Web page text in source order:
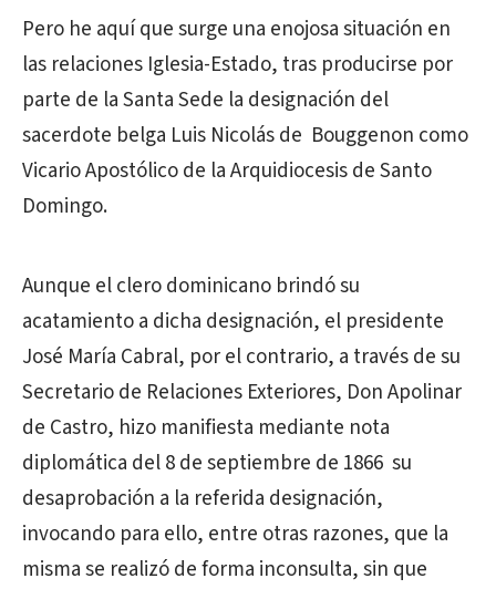
Pero he aquí que surge una enojosa situación en
las relaciones Iglesia-Estado, tras producirse por
parte de la Santa Sede la designación del
sacerdote belga Luis Nicolás de Bouggenon como
Vicario Apostólico de la Arquidiocesis de Santo
Domingo.
Aunque el clero dominicano brindó su
acatamiento a dicha designación, el presidente
José María Cabral, por el contrario, a través de su
Secretario de Relaciones Exteriores, Don Apolinar
de Castro, hizo manifiesta mediante nota
diplomática del 8 de septiembre de 1866 su
desaprobación a la referida designación,
invocando para ello, entre otras razones, que la
misma se realizó de forma inconsulta, sin que